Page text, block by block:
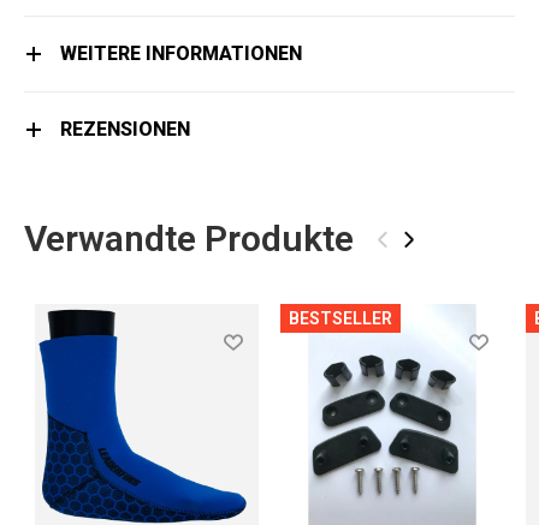
WEITERE INFORMATIONEN
REZENSIONEN
Verwandte Produkte ‹ ›
BESTSELLER